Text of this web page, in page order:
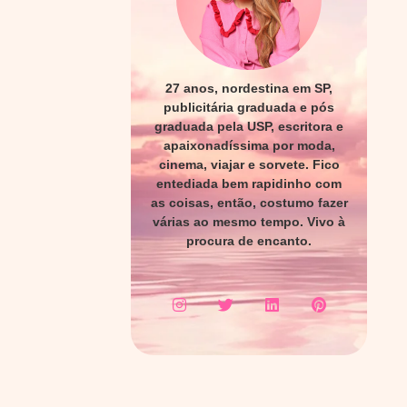
27 anos, nordestina em SP,
publicitária graduada e pós
graduada pela USP, escritora e
apaixonadíssima por moda,
cinema, viajar e sorvete. Fico
entediada bem rapidinho com
as coisas, então, costumo fazer
várias ao mesmo tempo. Vivo à
procura de encanto.